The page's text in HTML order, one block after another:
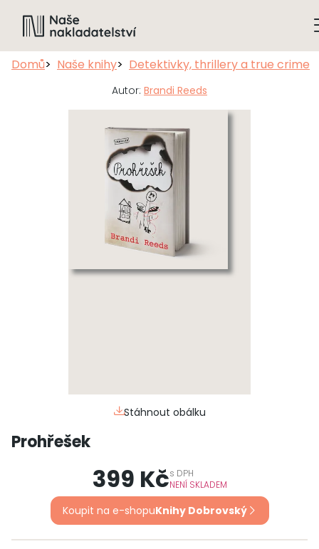
Domů Naše knihy Detektivky, thrillery a true crime
Autor: Brandi Reeds
Stáhnout obálku
Prohřešek
399 Kčs DPH
NENÍ SKLADEM
Koupit na e-shopuKnihy Dobrovský